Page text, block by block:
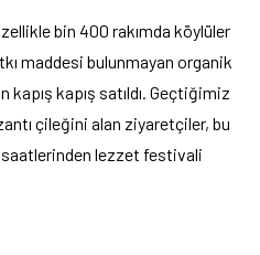
bin 400 rakımda köylüler
maddesi bulunmayan organik
kapış satıldı. Geçtiğimiz
çileğini alan ziyaretçiler, bu
lezzet festivali